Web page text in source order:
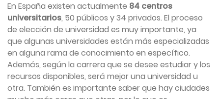
En España existen actualmente 84 centros
universitarios, 50 públicos y 34 privados. El proceso
de elección de universidad es muy importante, ya
que algunas universidades están más especializadas
en alguna rama de conocimiento en específico.
Además, según la carrera que se desee estudiar y los
recursos disponibles, será mejor una universidad u
otra. También es importante saber que hay ciudades